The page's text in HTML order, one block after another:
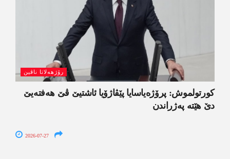
رۆژھەلاتا ناڤین
کورتولموش: پرۆژەیاسایا پێڤاژۆیا ئاشتیێ ڤێ ھەفتەیێ
دێ هێتە پەژراندن
2026-07-27